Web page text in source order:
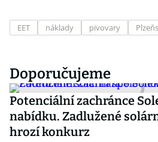
EET náklady pivovary
Doporučujeme
Potenciální zachránce
nabídku. Zadlužené
hrozí konkurz